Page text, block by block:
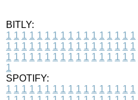
BITLY:
1 1 1 1 1 1 1 1 1 1 1 1 1 1 1 1 1
1 1 1 1 1 1 1 1 1 1 1 1 1 1 1 1 1
1 1 1 1 1 1 1 1 1 1 1 1 1 1 1 1 1
1
SPOTIFY:
1 1 1 1 1 1 1 1 1 1 1 1 1 1 1 1 1